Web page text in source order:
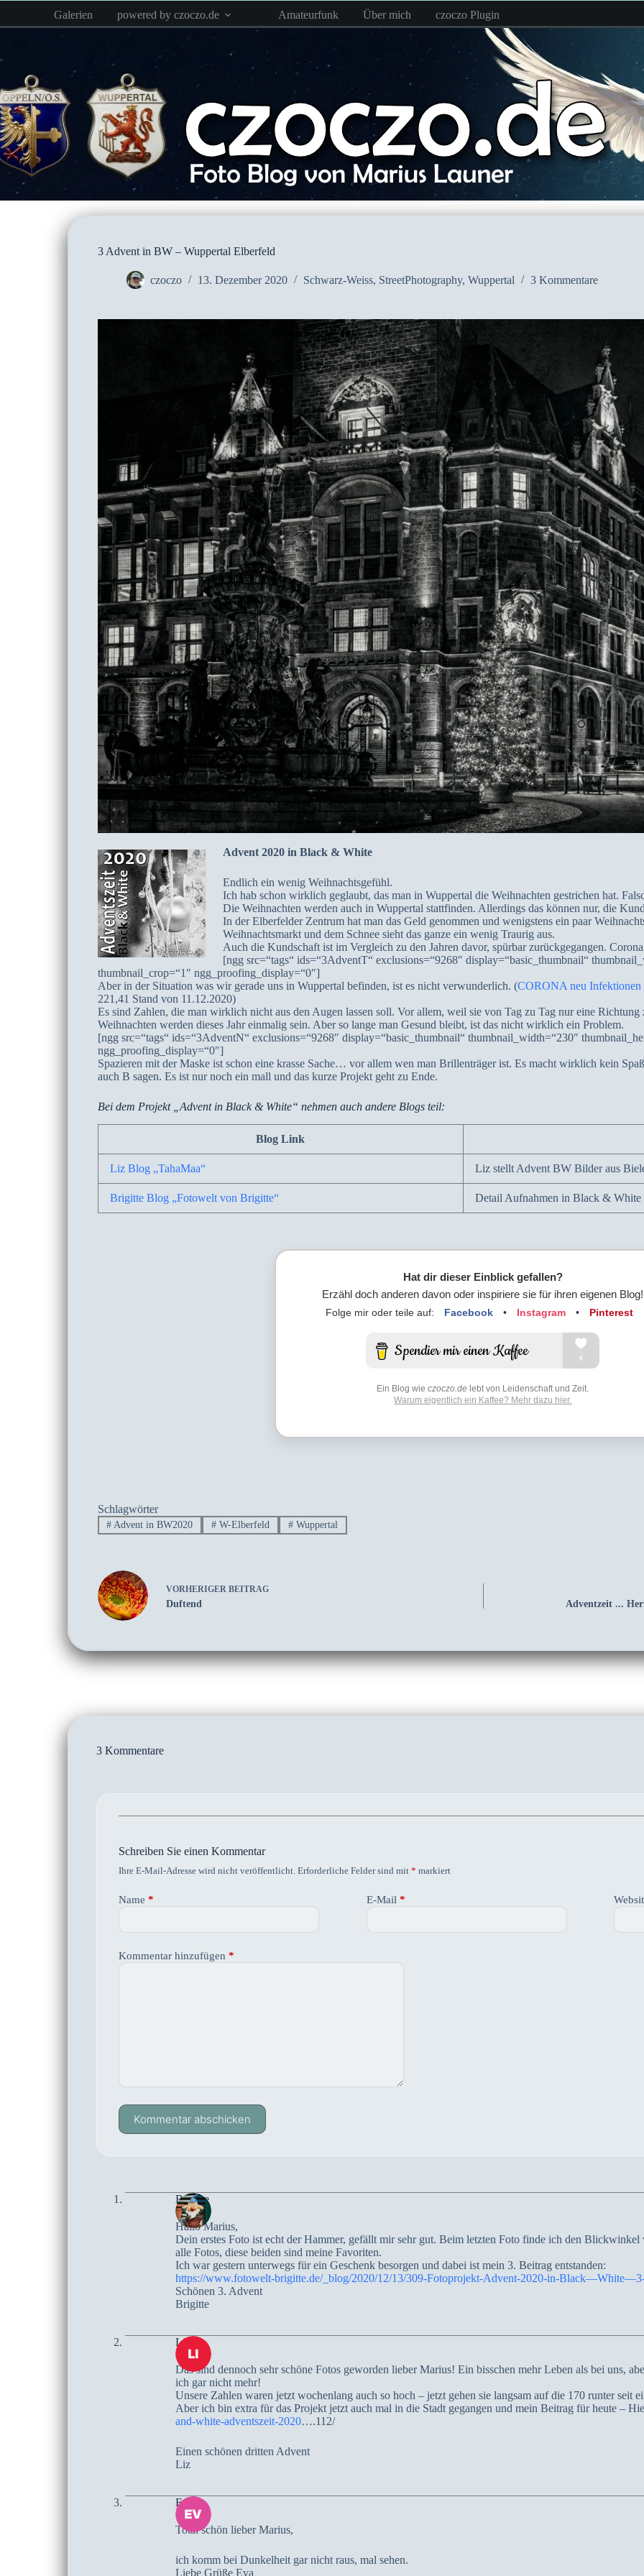
springen
Galerien powered by czoczo.de Amateurfunk Über mich czoczo Plugin
3 Advent in BW – Wuppertal Elberfeld
czoczo 13. Dezember 2020 Schwarz-Weiss, StreetPhotography, Wuppertal 3 Kommentare
Advent 2020 in Black & White
Endlich ein wenig Weihnachtsgefühl.
Ich hab schon wirklich geglaubt, das man in Wuppertal die Weihnachten gestrichen hat.
Die Weihnachten werden auch in Wuppertal stattfinden. Allerdings das können nur, die
In der Elberfelder Zentrum hat man das Geld genommen und wenigstens ein paar
Weihnachtsmarkt und dem Schnee sieht das ganze ein wenig Traurig aus.
Auch die Kundschaft ist im Vergleich zu den Jahren davor, spürbar zurückgegangen.
[ngg src=“tags“ ids=“3AdventT“ exclusions=“9268″ display=“basic_thumbnail“
thumbnail_crop=“1″ ngg_proofing_display=“0″]
Aber in der Situation was wir gerade uns in Wuppertal befinden, ist es nicht verwunderlich. (CORONA neu Infektionen
221,41 Stand von 11.12.2020)
Es sind Zahlen, die man wirklich nicht aus den Augen lassen soll. Vor allem, weil sie von Tag zu Tag nur eine
Weihnachten werden dieses Jahr einmalig sein. Aber so lange man Gesund bleibt, ist das nicht wirklich ein Problem.
[ngg src=“tags“ ids=“3AdventN“ exclusions=“9268″ display=“basic_thumbnail“ thumbnail_width=“230″
ngg_proofing_display=“0″]
Spazieren mit der Maske ist schon eine krasse Sache… vor allem wen man Brillenträger ist. Es macht wirklich kein
auch B sagen. Es ist nur noch ein mall und das kurze Projekt geht zu Ende.
Bei dem Projekt „Advent in Black & White“ nehmen auch andere Blogs teil:
Blog Link
Liz Blog „TahaMaa“ Liz stellt Advent BW Bilder aus
Brigitte Blog „Fotowelt von Brigitte“ Detail Aufnahmen in Black & White
Hat dir dieser Einblick gefallen?
Erzähl doch anderen davon oder inspiriere sie für ihren eigenen Blog!
Folge mir oder teile auf: Facebook • Instagram • Pinterest
Ein Blog wieczoczo.de lebt von Leidenschaft und Zeit.
Warum eigentlich ein Kaffee? Mehr dazu hier.
Schlagwörter
# Advent in BW2020 # W-Elberfeld # Wuppertal
VORHERIGER BEITRAG
Duftend Adventzeit ...
3 Kommentare
Schreiben Sie einen Kommentar
Ihre E-Mail-Adresse wird nicht veröffentlicht. Erforderliche Felder sind mit * markiert
Name * E-Mail *
Kommentar hinzufügen *
Kommentar abschicken
Brigitte
Hallo Marius,
Dein erstes Foto ist echt der Hammer, gefällt mir sehr gut. Beim letzten Foto finde ich den
alle Fotos, diese beiden sind meine Favoriten.
Ich war gestern unterwegs für ein Geschenk besorgen und dabei ist mein 3. Beitrag entstanden:
https://www.fotowelt-brigitte.de/_blog/2020/12/13/309-Fotoprojekt-Advent-2020-in-
Schönen 3. Advent
Brigitte
Liz
Das sind dennoch sehr schöne Fotos geworden lieber Marius! Ein bisschen mehr Leben als bei uns,
ich gar nicht mehr!
Unsere Zahlen waren jetzt wochenlang auch so hoch – jetzt gehen sie langsam auf die 170 runter seit
Aber ich bin extra für das Projekt jetzt auch mal in die Stadt gegangen und mein Beitrag für heute –
and-white-adventszeit-2020….112/
Einen schönen dritten Advent
Liz
Eva
Total schön lieber Marius,
ich komm bei Dunkelheit gar nicht raus, mal sehen.
Liebe Grüße Eva